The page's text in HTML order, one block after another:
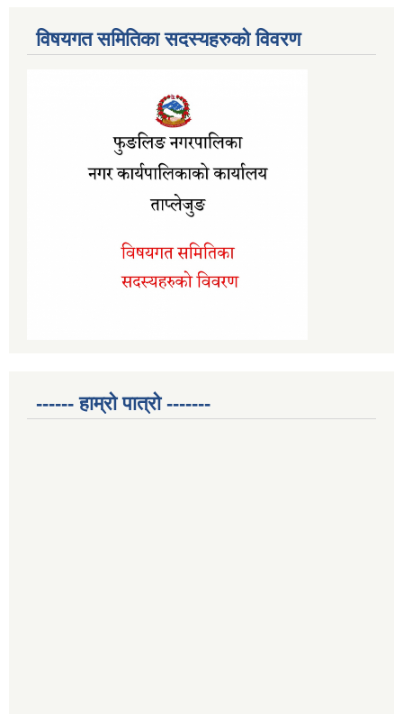
विषयगत समितिका सदस्यहरुको विवरण
------ हाम्रो पात्रो -------